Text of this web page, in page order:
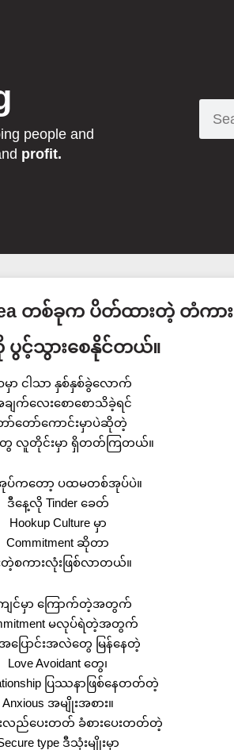
people and
profit.
တစ်ခုက ပိတ်ထားတဲ့ တံကား
ပွင့်သွားစေနိုင်တယ်။
ာ ငါသာ နှစ်နှစ်ခွဲလောက်
ျက်လေးစောစောသိခဲ့ရင်
ာ်တော်ကောင်းမှာပဲဆိုတဲ့
ေ လူတိုင်းမှာ ရှိတတ်ကြတယ်။
ပ်ကတော့ ပထမတစ်အုပ်ပဲ။
ဒီနေ့လို Tinder ခေတ်
Hookup Culture မှာ
Commitment ဆိုတာ
တဲ့စကားလုံးဖြစ်လာတယ်။
ျင်မှာ ကြောက်တဲ့အတွက်
မလုပ်ရဲတဲ့အတွက်
ပြောင်းအလဲတွေ မြန်နေတဲ့
Love Avoidant တွေ၊
ပြဿနာဖြစ်နေတတ်တဲ့
Anxious အမျိုးအစား။
းလည်ပေးတတ် ခံစားပေးတတ်တဲ့
type ဒီသုံးမျိုးမှာ